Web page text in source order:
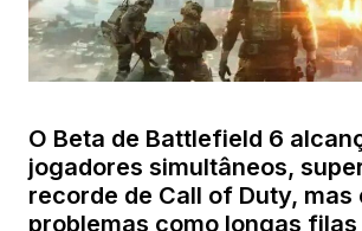
O Beta de Battlefield 6
jogadores simultâneos,
recorde de Call of Duty,
problemas como longas filas